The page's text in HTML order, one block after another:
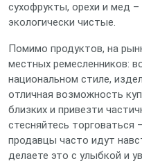
сухофрукты, орехи и мед
экологически чистые.
Помимо продуктов, на
местных ремесленников:
национальном стиле,
отличная возможность
близких и привезти
стесняйтесь торговаться
продавцы часто идут
делаете это с улыбкой и